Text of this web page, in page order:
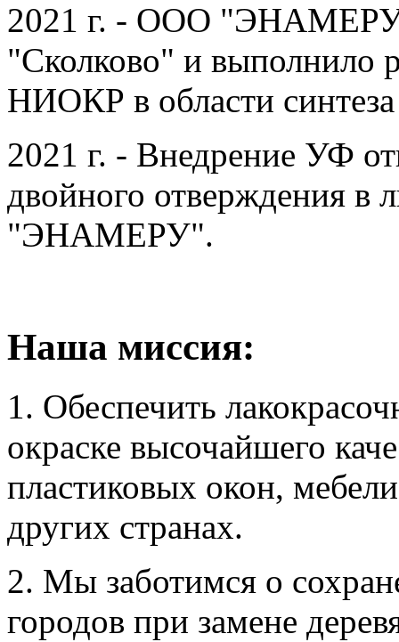
2021 г. - ООО
"Сколково" и выполнило
НИОКР в области
2021 г. - Внедрение УФ
двойного отверждения
"ЭНАМЕРУ".
Наша миссия:
1. Обеспечить
окраске высочайшего
пластиковых окон,
других странах.
2. Мы заботимся о
городов при замене